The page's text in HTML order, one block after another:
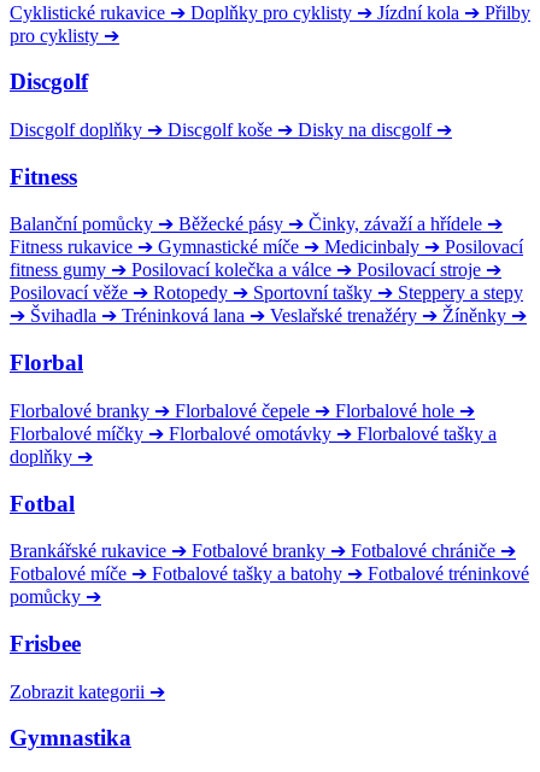
Cyklistické rukavice ➔ Doplňky pro cyklisty ➔ Jízdní kola ➔ Přilby
pro cyklisty ➔
Discgolf
Discgolf doplňky ➔ Discgolf koše ➔ Disky na discgolf ➔
Fitness
Balanční pomůcky ➔ Běžecké pásy ➔ Činky, závaží a hřídele ➔
Fitness rukavice ➔ Gymnastické míče ➔ Medicinbaly ➔ Posilovací
fitness gumy ➔ Posilovací kolečka a válce ➔ Posilovací stroje ➔
Posilovací věže ➔ Rotopedy ➔ Sportovní tašky ➔ Steppery a stepy
➔ Švihadla ➔ Tréninková lana ➔ Veslařské trenažéry ➔ Žíněnky ➔
Florbal
Florbalové branky ➔ Florbalové čepele ➔ Florbalové hole ➔
Florbalové míčky ➔ Florbalové omotávky ➔ Florbalové tašky a
doplňky ➔
Fotbal
Brankářské rukavice ➔ Fotbalové branky ➔ Fotbalové chrániče ➔
Fotbalové míče ➔ Fotbalové tašky a batohy ➔ Fotbalové tréninkové
pomůcky ➔
Frisbee
Zobrazit kategorii ➔
Gymnastika